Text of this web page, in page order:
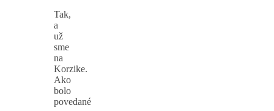
Tak,
a
už
sme
na
Korzike.
Ako
bolo
povedané